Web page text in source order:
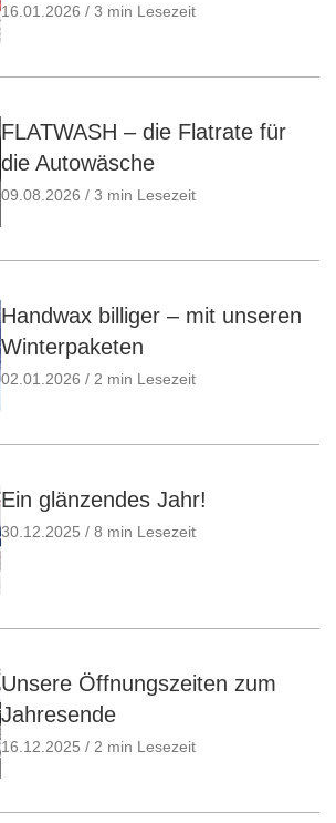
16.01.2026 / 3 min Lesezeit
FLATWASH – die Flatrate für
die Autowäsche
09.08.2026 / 3 min Lesezeit
Handwax billiger – mit unseren
Winterpaketen
02.01.2026 / 2 min Lesezeit
Ein glänzendes Jahr!
30.12.2025 / 8 min Lesezeit
Unsere Öffnungszeiten zum
Jahresende
16.12.2025 / 2 min Lesezeit